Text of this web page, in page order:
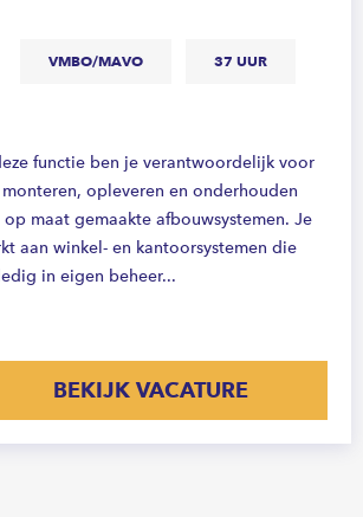
VMBO/MAVO 37 UUR
functie ben je verantwoordelijk voor
monteren, opleveren en onderhouden
op maat gemaakte afbouwsystemen. Je
aan winkel- en kantoorsystemen die
in eigen beheer...
BEKIJK VACATURE